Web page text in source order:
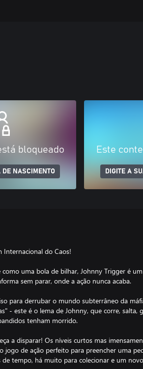
bloqueado
DE NASCIMENTO
Este
DIGITE A
do Caos!
como uma bola de bilhar, Johnny Trigger é
sem parar, onde a ação nunca acaba.
para derrubar o mundo subterrâneo da
- este é o lema de Johnny, que corre, salta,
tenham morrido.
a disparar! Os níveis curtos mas
jogo de ação perfeito para preencher uma
de tempo, há muito para colecionar e um